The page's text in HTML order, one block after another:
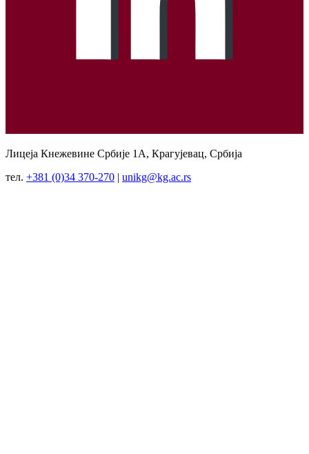
Лицеја Кнежевине Србије 1А, Крагујевац, Србија
тел. +381 (0)34 370-270 | unikg@kg.ac.rs